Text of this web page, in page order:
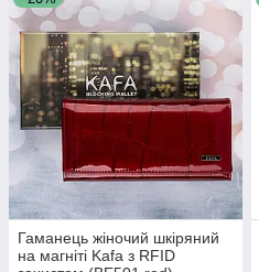
Гаманець жіночий шкіряний
на магніті Kafa з RFID